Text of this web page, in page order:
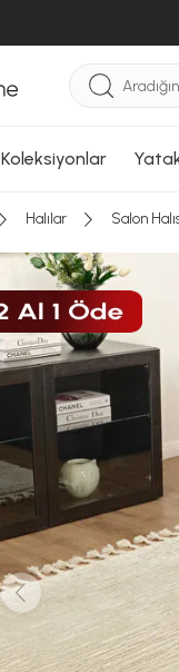
Koleksiyonlar
Halılar Salon